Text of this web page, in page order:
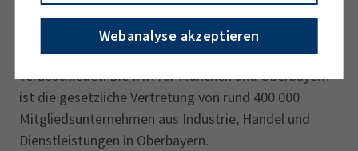
Webanalyse akzeptieren
Notfallmaßnahmen zur Sicherung der
Energieversorgung“ auf ihrer turnus­mäßigen Sitzung
am 5. Juli 2022 in der IHK-Akademie Westerham
verabschiedet. Die IHK für München und Oberbayern
ist die gesetzliche Vertretung von rund 400.000
Mitgliedsunternehmen aus Industrie, Handel und
Dienstleistungen in Oberbayern.